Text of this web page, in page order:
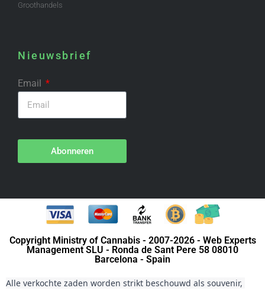
Groothandels
Nieuwsbrief
Email
Abonneren
Copyright Ministry of Cannabis - 2007-2026 - Web Experts
Management SLU - Ronda de Sant Pere 58 08010
Barcelona - Spain
Alle verkochte zaden worden strikt beschouwd als souvenir,